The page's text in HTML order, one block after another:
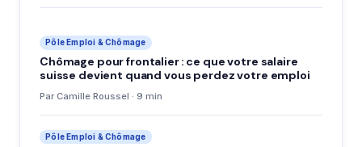
Pôle Emploi & Chômage
Chômage pour frontalier : ce que votre salaire
suisse devient quand vous perdez votre emploi
Par Camille Roussel · 9 min
Pôle Emploi & Chômage